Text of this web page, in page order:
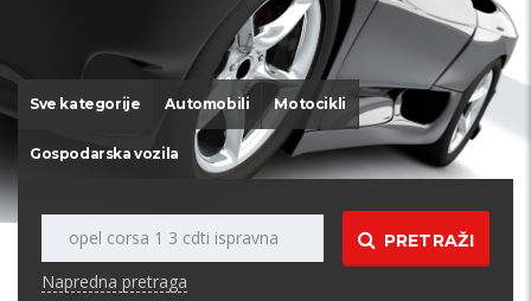
Sve kategorije Automobili Motocikli
Gospodarska vozila
PRETRAŽI
Napredna pretraga